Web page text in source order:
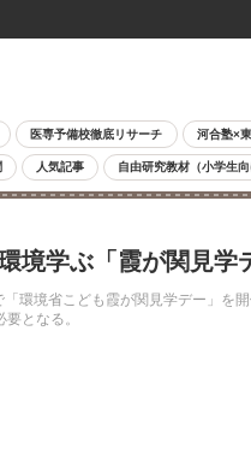
医専予備校徹底リサーチ 河合塾×
人気記事 自由研究教材（小学生向
境学ぶ「霞が関見学
環境省こども霞が関見学デー」を
となる。